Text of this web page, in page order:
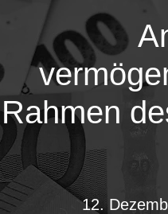
Rahmen
12.